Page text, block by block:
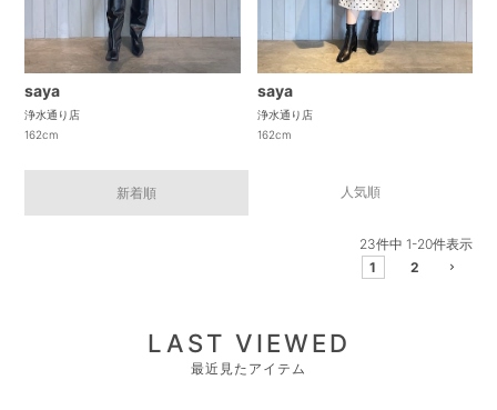
saya
浄水通り店
162cm
saya
浄水通り店
162cm
新着順 人気順
23件中 1-20件表示
1
2
LAST VIEWED
最近見たアイテム